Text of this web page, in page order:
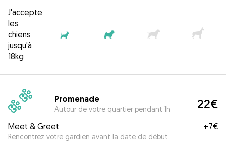
J'accepte
les
chiens
jusqu'à
18kg
Promenade
Autour de votre quartier pendant 1h 22€
Meet & Greet
Rencontrez votre gardien avant la date de début.
+7€